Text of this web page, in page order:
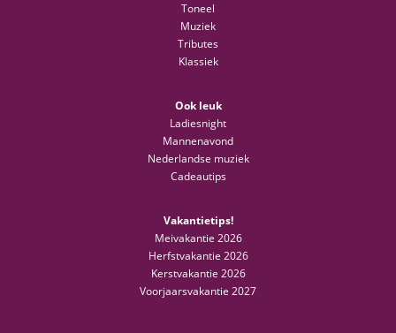
Toneel
Muziek
Tributes
Klassiek
Ook leuk
Ladiesnight
Mannenavond
Nederlandse muziek
Cadeautips
Vakantietips!
Meivakantie 2026
Herfstvakantie 2026
Kerstvakantie 2026
Voorjaarsvakantie 2027